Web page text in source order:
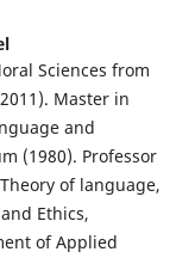
Sciences from
Master in
and
(1980). Professor
of language,
Ethics,
of Applied